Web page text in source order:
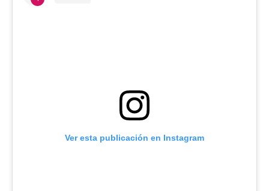
Ver esta publicación en Instagram